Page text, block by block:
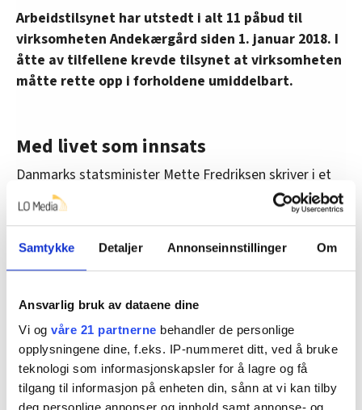
Samtykke Detaljer Annonseinnstillinger Om
Ansvarlig bruk av dataene dine
Vi og våre 21 partnerne behandler de personlige
opplysningene dine, f.eks. IP-nummeret ditt, ved å bruke
teknologi som informasjonskapsler for å lagre og få
tilgang til informasjon på enheten din, sånn at vi kan tilby
Arbeidstilsynet har utstedt i alt 11 påbud til
virksomheten Andekærgård siden 1. januar 2018. I
åtte av tilfellene krevde tilsynet at virksomheten
måtte rette opp i forholdene umiddelbart.
Med livet som innsats
Danmarks statsminister Mette Fredriksen skriver i et
Facebook-innlegg at ulykken er «dypt, dypt tragisk».
Hun trekker fram at de døde og berørte er
utenlandske statsborgere, og at utenlandsk
arbeidskraft dessverre er overrepresentert i
dødsulykker – særlig i byggebransjen». Når folk går på
arbeid kan det ikke være med livet som innsats, skriver
hun.
Fredriksen viser til at arbeidsminister Ane-Halsboe-